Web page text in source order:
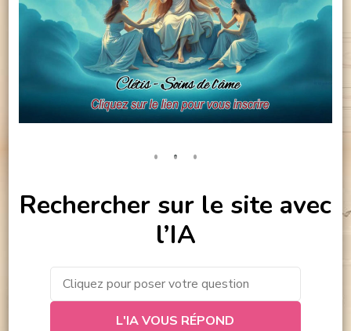
Rechercher sur le site avec
l’IA
L'IA VOUS RÉPOND